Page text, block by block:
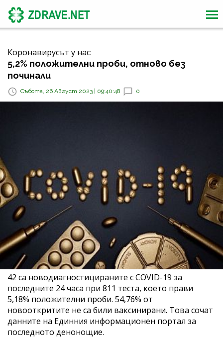
Коронавирусът у нас:
5,2% положителни проби, отново без
починали
Събота, 26 Август 2023 | 09:40:48 0
42 са новодиагностицираните с COVID-19 за
последните 24 часа при 811 теста, което прави
5,18% положителни проби. 54,76% от
новооткритите не са били ваксинирани. Това сочат
данните на Единния информационен портал за
последното денонощие.